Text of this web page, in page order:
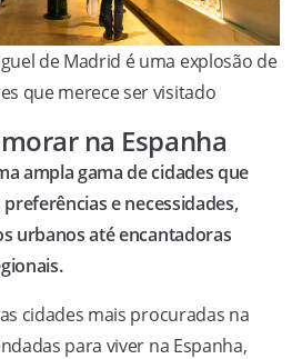
de Madrid é uma explosão de
que merece ser visitado
na Espanha
ampla gama de cidades que
e necessidades,
urbanos até encantadoras
cidades mais procuradas na
para viver na Espanha,